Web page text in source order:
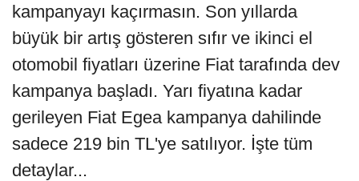
kampanyayı kaçırmasın. Son yıllarda
büyük bir artış gösteren sıfır ve ikinci el
otomobil fiyatları üzerine Fiat tarafında dev
kampanya başladı. Yarı fiyatına kadar
gerileyen Fiat Egea kampanya dahilinde
sadece 219 bin TL'ye satılıyor. İşte tüm
detaylar...